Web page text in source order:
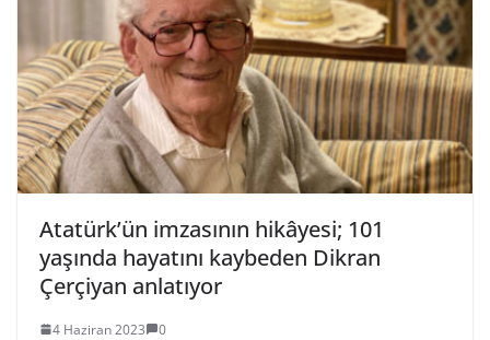
Atatürk’ün imzasının hikâyesi; 101
yaşında hayatını kaybeden Dikran
Çerçiyan anlatıyor
4 Haziran 2023 0